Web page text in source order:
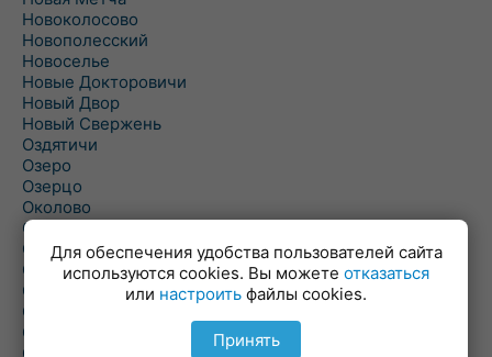
Новоколосово
Новополесский
Новоселье
Новые Докторовичи
Новый Двор
Новый Свержень
Оздятичи
Озеро
Озерцо
Околово
Октябрь
Октябрьский
Олехновичи
Омговичи
Оношки
Осовец
Для обеспечения удобства пользователей сайта
используются cookies. Вы можете отказаться
или настроить файлы cookies.
Принять